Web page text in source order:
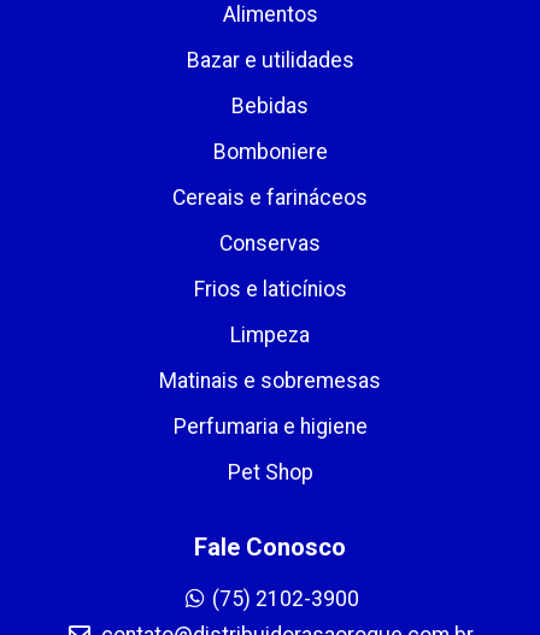
Alimentos
Bazar e utilidades
Bebidas
Bomboniere
Cereais e farináceos
Conservas
Frios e laticínios
Limpeza
Matinais e sobremesas
Perfumaria e higiene
Pet Shop
Fale Conosco
(75) 2102-3900